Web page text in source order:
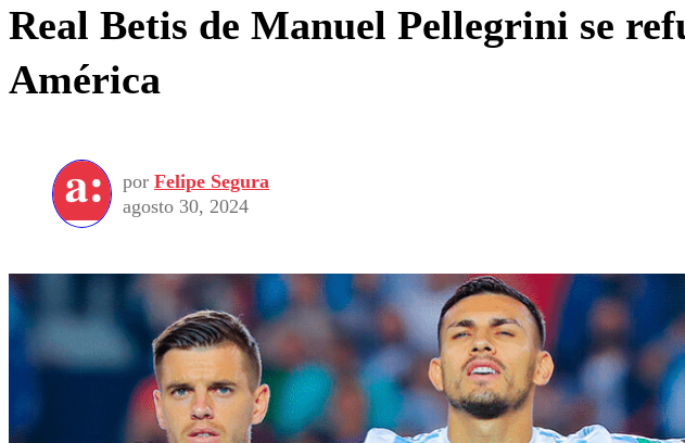
Real Betis de Manuel Pellegrini se
América
por Felipe Segura
agosto 30, 2024